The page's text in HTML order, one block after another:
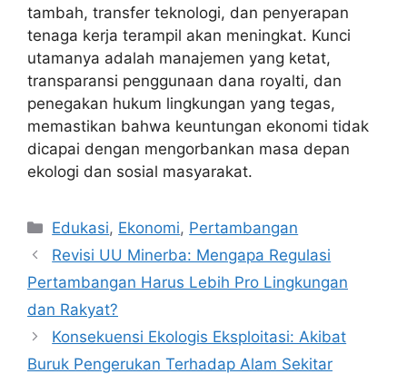
tambah, transfer teknologi, dan penyerapan
tenaga kerja terampil akan meningkat. Kunci
utamanya adalah manajemen yang ketat,
transparansi penggunaan dana royalti, dan
penegakan hukum lingkungan yang tegas,
memastikan bahwa keuntungan ekonomi tidak
dicapai dengan mengorbankan masa depan
ekologi dan sosial masyarakat.
Kategori
Edukasi, Ekonomi, Pertambangan
Revisi UU Minerba: Mengapa Regulasi
Pertambangan Harus Lebih Pro Lingkungan
dan Rakyat?
Konsekuensi Ekologis Eksploitasi: Akibat
Buruk Pengerukan Terhadap Alam Sekitar